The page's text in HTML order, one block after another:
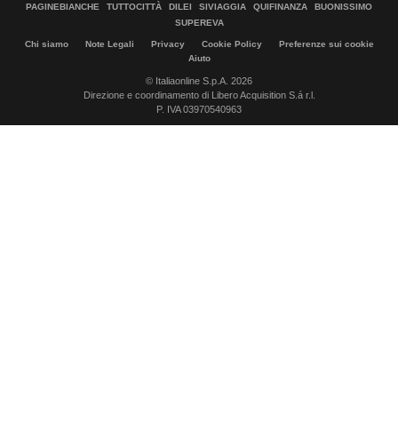
PAGINEBIANCHE
TUTTOCITTÀ DILEI SIVIAGGIA QUIFINANZA
BUONISSIMO
SUPEREVA
Chi siamo Note Legali Privacy Cookie Policy
Preferenze sui cookie
Aiuto
© Italiaonline S.p.A. 2026
Direzione e coordinamento di Libero Acquisition S.á r.l.
P. IVA 03970540963